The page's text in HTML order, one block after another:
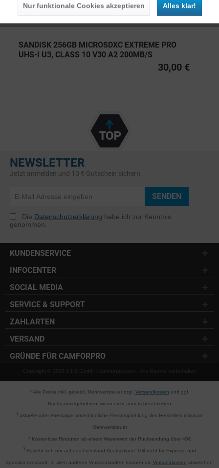
SANDISK 256GB MICROSDXC EXTREME PRO
UHS-I U3, CLASS 10 V30 A2 200MB/S
30,00 €
NEWSLETTER
Jetzt anmelden und 10 € Gutschein sichern
SENDEN
Die Datenschutzerklärung habe ich zur Kenntnis
genommen.
KUNDENSERVICE
INFOCENTER
SOCIAL MEDIA
SERVICE & SUPPORT
ZAHLARTEN
VERSAND
GRÜNDE FÜR CAMFORPRO
Copyright © 2025 S.H1 GmbH / camforpro.com - Alle Rechte vorbehalten
* Alle Preise inkl. gesetzl. Mehrwertsteuer zzgl. Versandkosten und ggf.
Nachnahmegebühren, wenn nicht anders beschrieben
aktuelle oder ehemalige unverbindliche Preisempfehlung des Herstellers inklusive
Mehrwertsteuer
2Kostenlose Retouren ab einem Warenwert der Rücksendung über 40€
3 Bezieht sich nur auf das Lieferland Deutschland. Gilt nicht für Express- und
Speditionsversand. In allen anderen Versandländern können die Versandkosten abweichen.
Nur funktionale Cookies akzeptieren Alles klar!